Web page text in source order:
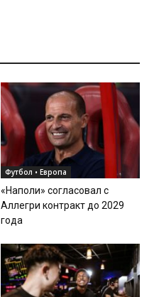
Футбол • Европа
«Наполи» согласовал с
Аллегри контракт до 2029
года